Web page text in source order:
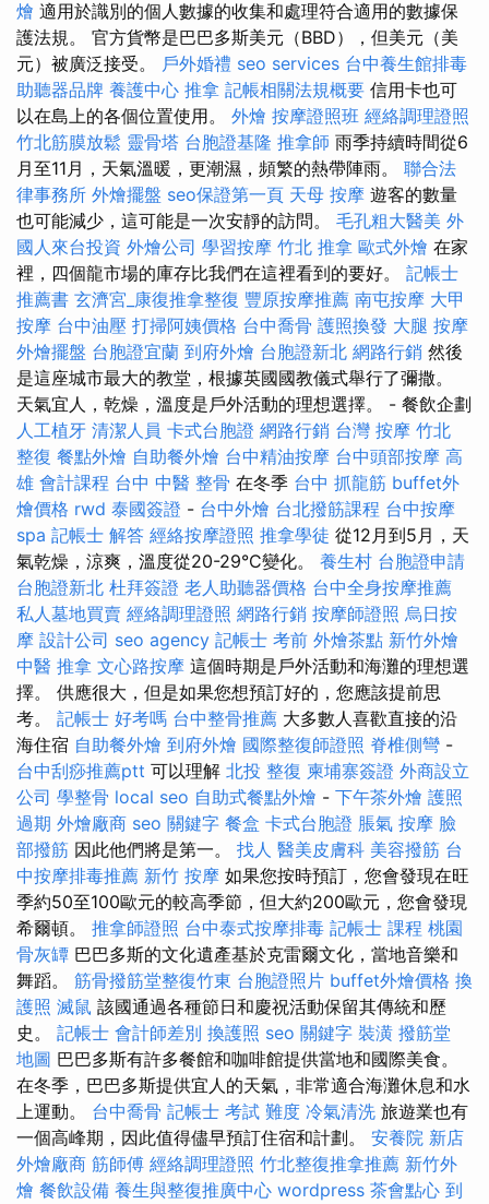
燴 適用於識別的個人數據的收集和處理符合適用的數據保
護法規。 官方貨幣是巴巴多斯美元（BBD），但美元（美
元）被廣泛接受。 戶外婚禮 seo services 台中養生館排毒
助聽器品牌 養護中心 推拿 記帳相關法規概要 信用卡也可
以在島上的各個位置使用。 外燴 按摩證照班 經絡調理證照
竹北筋膜放鬆 靈骨塔 台胞證基隆 推拿師 雨季持續時間從6
月至11月，天氣溫暖，更潮濕，頻繁的熱帶陣雨。 聯合法
律事務所 外燴擺盤 seo保證第一頁 天母 按摩 遊客的數量
也可能減少，這可能是一次安靜的訪問。 毛孔粗大醫美 外
國人來台投資 外燴公司 學習按摩 竹北 推拿 歐式外燴 在家
裡，四個龍市場的庫存比我們在這裡看到的要好。 記帳士
推薦書 玄濟宮_康復推拿整復 豐原按摩推薦 南屯按摩 大甲
按摩 台中油壓 打掃阿姨價格 台中喬骨 護照換發 大腿 按摩
外燴擺盤 台胞證宜蘭 到府外燴 台胞證新北 網路行銷 然後
是這座城市最大的教堂，根據英國國教儀式舉行了彌撒。
天氣宜人，乾燥，溫度是戶外活動的理想選擇。 - 餐飲企劃
人工植牙 清潔人員 卡式台胞證 網路行銷 台灣 按摩 竹北
整復 餐點外燴 自助餐外燴 台中精油按摩 台中頭部按摩 高
雄 會計課程 台中 中醫 整骨 在冬季 台中 抓龍筋 buffet外
燴價格 rwd 泰國簽證 - 台中外燴 台北撥筋課程 台中按摩
spa 記帳士 解答 經絡按摩證照 推拿學徒 從12月到5月，天
氣乾燥，涼爽，溫度從20-29°C變化。 養生村 台胞證申請
台胞證新北 杜拜簽證 老人助聽器價格 台中全身按摩推薦
私人墓地買賣 經絡調理證照 網路行銷 按摩師證照 烏日按
摩 設計公司 seo agency 記帳士 考前 外燴茶點 新竹外燴
中醫 推拿 文心路按摩 這個時期是戶外活動和海灘的理想選
擇。 供應很大，但是如果您想預訂好的，您應該提前思
考。 記帳士 好考嗎 台中整骨推薦 大多數人喜歡直接的沿
海住宿 自助餐外燴 到府外燴 國際整復師證照 脊椎側彎 -
台中刮痧推薦ptt 可以理解 北投 整復 柬埔寨簽證 外商設立
公司 學整骨 local seo 自助式餐點外燴 - 下午茶外燴 護照
過期 外燴廠商 seo 關鍵字 餐盒 卡式台胞證 脹氣 按摩 臉
部撥筋 因此他們將是第一。 找人 醫美皮膚科 美容撥筋 台
中按摩排毒推薦 新竹 按摩 如果您按時預訂，您會發現在旺
季約50至100歐元的較高季節，但大約200歐元，您會發現
希爾頓。 推拿師證照 台中泰式按摩排毒 記帳士 課程 桃園
骨灰罈 巴巴多斯的文化遺產基於克雷爾文化，當地音樂和
舞蹈。 筋骨撥筋堂整復竹東 台胞證照片 buffet外燴價格 換
護照 滅鼠 該國通過各種節日和慶祝活動保留其傳統和歷
史。 記帳士 會計師差別 換護照 seo 關鍵字 裝潢 撥筋堂
地圖 巴巴多斯有許多餐館和咖啡館提供當地和國際美食。
在冬季，巴巴多斯提供宜人的天氣，非常適合海灘休息和水
上運動。 台中喬骨 記帳士 考試 難度 冷氣清洗 旅遊業也有
一個高峰期，因此值得儘早預訂住宿和計劃。 安養院 新店
外燴廠商 筋師傅 經絡調理證照 竹北整復推拿推薦 新竹外
燴 餐飲設備 養生與整復推廣中心 wordpress 茶會點心 到